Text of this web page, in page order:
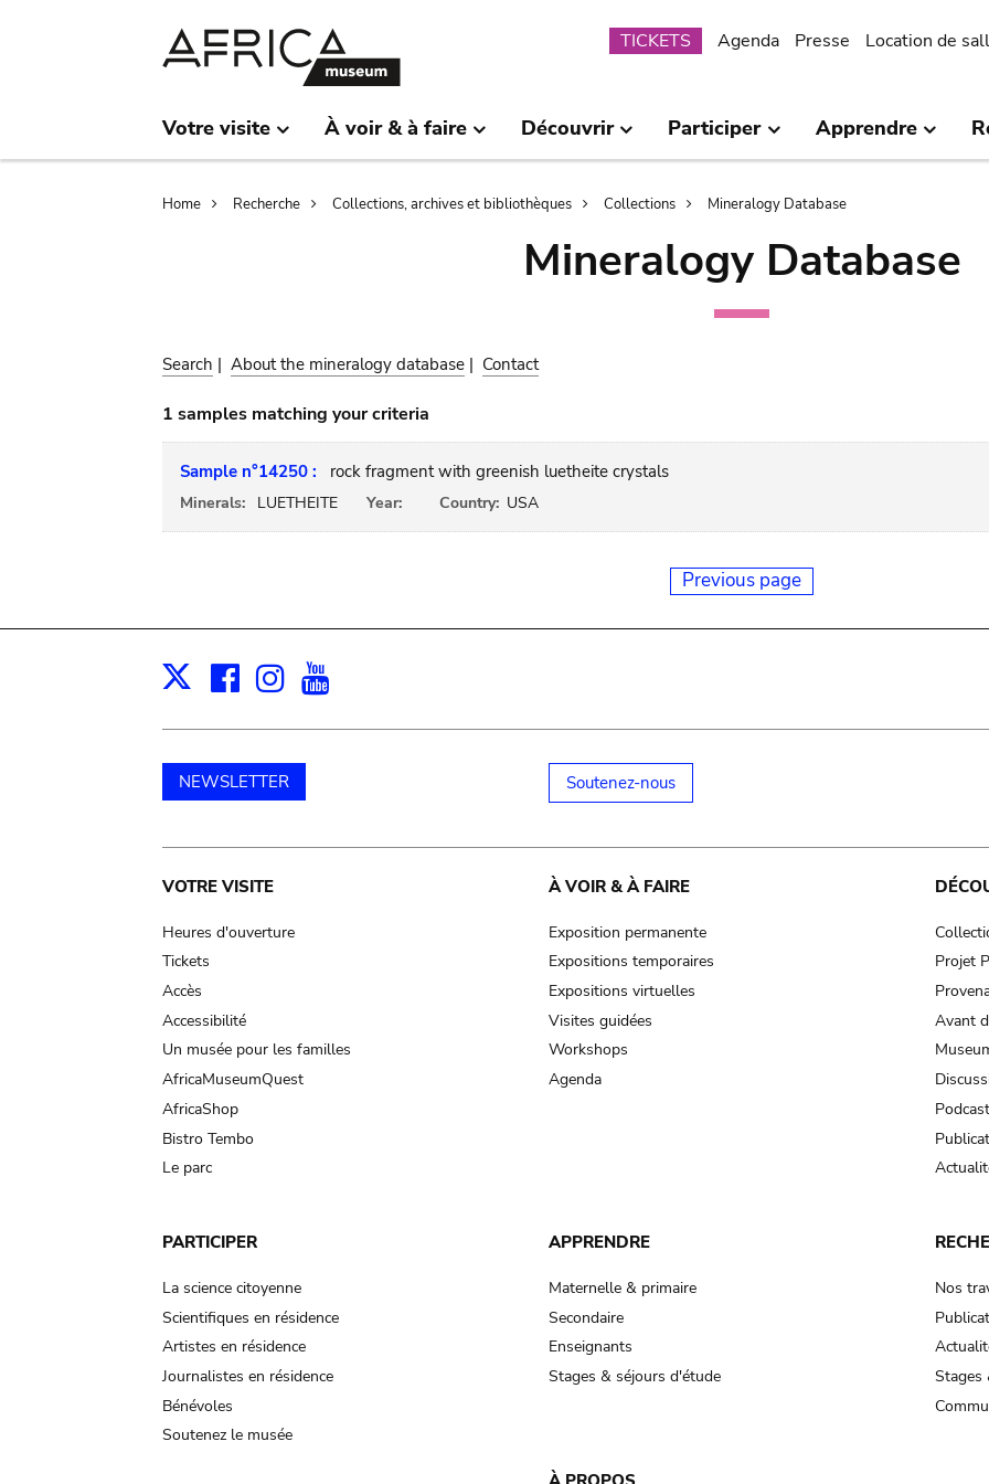
Submenu
TICKETS Agenda Presse Location de
Votre visite À voir & à faire Découvrir Participer Apprendre
Breadcrumb
Home Recherche Collections, archives et bibliothèques Collections Mineralogy Database
Mineralogy Database
Search | About the mineralogy database | Contact
1 samples matching your criteria
Sample n°14250 : rock fragment with greenish luetheite crystals
Minerals: LUETHEITE Year: Country: USA
Previous page
X Facebook
Instagram
NEWSLETTER Soutenez-nous
Main
navigation
VOTRE VISITE
Heures d'ouverture
Tickets
Accès
Accessibilité
Un musée pour les familles
AfricaMuseumQuest
AfricaShop
Bistro Tembo
Le parc
À VOIR & À FAIRE
Exposition permanente
Expositions temporaires
Expositions virtuelles
Visites guidées
Workshops
Agenda
Projet
Avant
PARTICIPER
La science citoyenne
Scientifiques en résidence
Artistes en résidence
Journalistes en résidence
Bénévoles
Soutenez le musée
APPRENDRE
Maternelle & primaire
Secondaire
Enseignants
Stages & séjours d'étude
Nos
Stages